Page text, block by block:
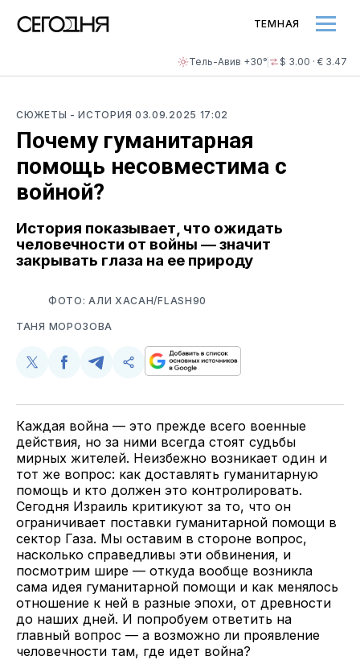
Тель-Авив +30° $ 3.00 · € 3.47
ТЕМНАЯ
СЮЖЕТЫ - ИСТОРИЯ 03.09.2025 17:02
Почему гуманитарная
помощь несовместима с
войной?
История показывает, что ожидать
человечности от войны — значит
закрывать глаза на ее природу
ФОТО: АЛИ ХАСАН/FLASH90
ТАНЯ МОРОЗОВА
Поделиться
Twitter
Поделиться
Facebook
Поделиться
Telegram
Скопируйте
поделитесь
Каждая война — это прежде всего военные
действия, но за ними всегда стоят судьбы
мирных жителей. Неизбежно возникает один и
тот же вопрос: как доставлять гуманитарную
помощь и кто должен это контролировать.
Сегодня Израиль критикуют за то, что он
ограничивает поставки гуманитарной помощи в
сектор Газа. Мы оставим в стороне вопрос,
насколько справедливы эти обвинения, и
посмотрим шире — откуда вообще возникла
сама идея гуманитарной помощи и как менялось
отношение к ней в разные эпохи, от древности
до наших дней. И попробуем ответить на
главный вопрос — а возможно ли проявление
человечности там, где идет война?